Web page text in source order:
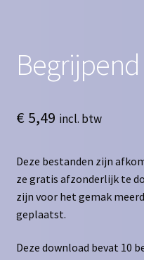
€5,49 incl. btw
Deze bestanden zijn
ze gratis afzonderlijk te
zijn voor het gemak
geplaatst.
Deze download bevat 10